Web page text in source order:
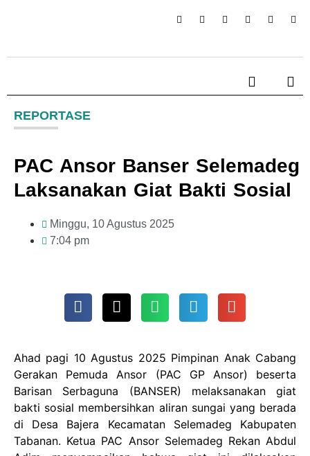
REPORTASE
PAC Ansor Banser Selemadeg
Laksanakan Giat Bakti Sosial
Minggu, 10 Agustus 2025
7:04 pm
Ahad pagi 10 Agustus 2025 Pimpinan Anak Cabang
Gerakan Pemuda Ansor (PAC GP Ansor) beserta
Barisan Serbaguna (BANSER) melaksanakan giat
bakti sosial membersihkan aliran sungai yang berada
di Desa Bajera Kecamatan Selemadeg Kabupaten
Tabanan. Ketua PAC Ansor Selemadeg Rekan Abdul